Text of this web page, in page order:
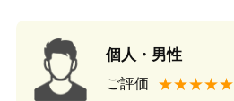
個人・男性
ご評価 ★★★★★